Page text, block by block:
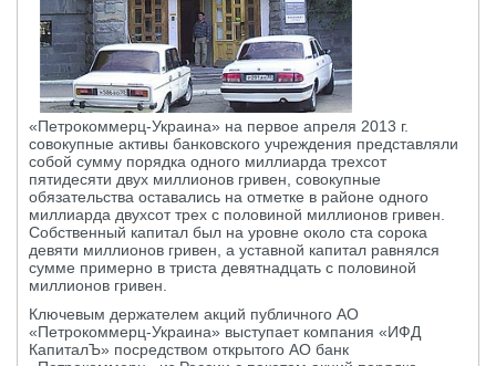
«Петрокоммерц-Украина» на первое апреля 2013 г.
совокупные активы банковского учреждения представляли
собой сумму порядка одного миллиарда трехсот
пятидесяти двух миллионов гривен, совокупные
обязательства оставались на отметке в районе одного
миллиарда двухсот трех с половиной миллионов гривен.
Собственный капитал был на уровне около ста сорока
девяти миллионов гривен, а уставной капитал равнялся
сумме примерно в триста девятнадцать с половиной
миллионов гривен.
Ключевым держателем акций публичного АО
«Петрокоммерц-Украина» выступает компания «ИФД
КапиталЪ» посредством открытого АО банк